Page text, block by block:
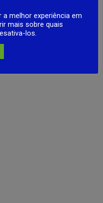
novo nome e algumas
conteúdo da versão
…
melhor experiência em
mais sobre quais
los.